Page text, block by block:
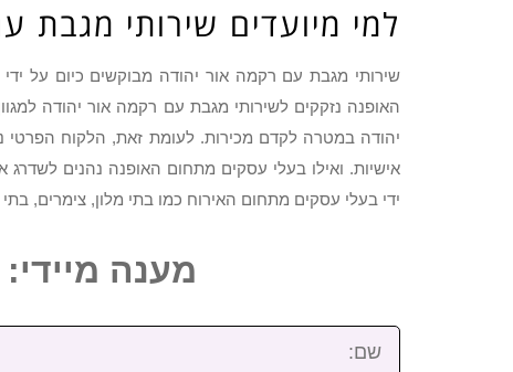
למי מיועדים שירותי מגבת
שירותי מגבת עם רקמה אור יהודה מבוקשים כיום על ידי
האופנה נזקקים לשירותי מגבת עם רקמה אור יהודה
יהודה במטרה לקדם מכירות. לעומת זאת, הלקוח הפרטי
אישיות. ואילו בעלי עסקים מתחום האופנה נהנים
ידי בעלי עסקים מתחום האירוח כמו בתי מלון, צימרים,
מענה מיידי: 072-3922-473
שם: